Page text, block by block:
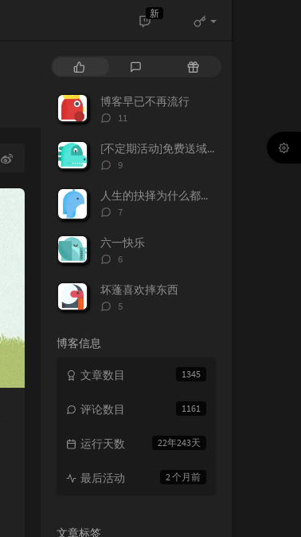
新
文
章
评
随
博客早已不再流行
评
数：
11
[不定期活动]免费送域名或空间
评
数：
9
人生的抉择为什么都这么让人无奈？
评
数：
7
六一快乐
评
数：
6
坏蓬喜欢摔东西
评
5
博客信息
1345
文章数目
1161
评论数目
22年243天
运行天数
2 个月前
最后活动
文章标签